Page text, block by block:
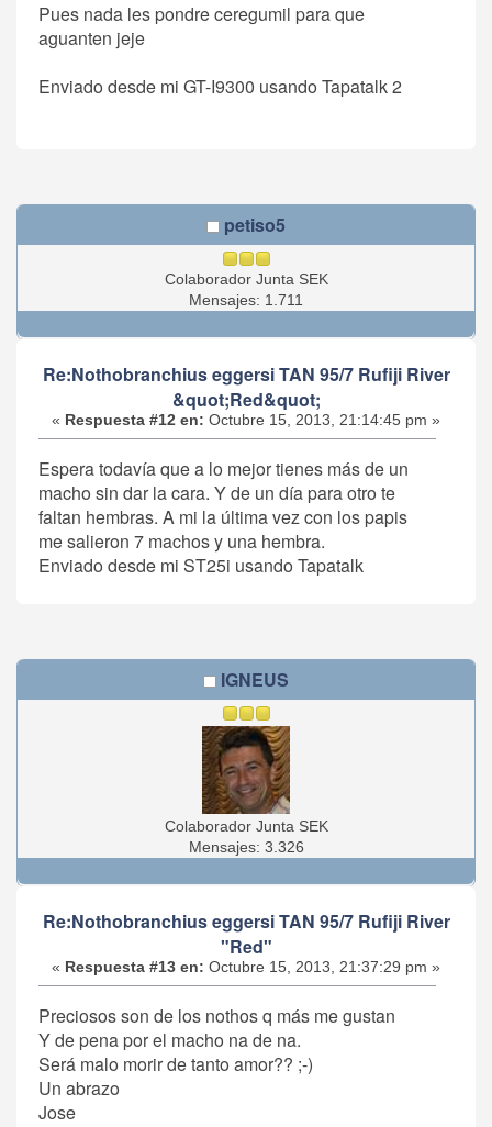
Pues nada les pondre ceregumil para que
aguanten jeje
Enviado desde mi GT-I9300 usando Tapatalk 2
petiso5
Colaborador Junta SEK
Mensajes: 1.711
Re:Nothobranchius eggersi TAN 95/7 Rufiji River
&quot;Red&quot;
« Respuesta #12 en: Octubre 15, 2013, 21:14:45 pm »
Espera todavía que a lo mejor tienes más de un
macho sin dar la cara. Y de un día para otro te
faltan hembras. A mi la última vez con los papis
me salieron 7 machos y una hembra.
Enviado desde mi ST25i usando Tapatalk
IGNEUS
Colaborador Junta SEK
Mensajes: 3.326
Re:Nothobranchius eggersi TAN 95/7 Rufiji River
"Red"
« Respuesta #13 en: Octubre 15, 2013, 21:37:29 pm »
Preciosos son de los nothos q más me gustan
Y de pena por el macho na de na.
Será malo morir de tanto amor?? ;-)
Un abrazo
Jose